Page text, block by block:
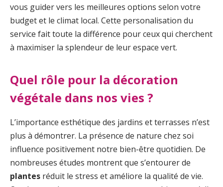
vous guider vers les meilleures options selon votre
budget et le climat local. Cette personalisation du
service fait toute la différence pour ceux qui cherchent
à maximiser la splendeur de leur espace vert.
Quel rôle pour la décoration
végétale dans nos vies ?
L’importance esthétique des jardins et terrasses n’est
plus à démontrer. La présence de nature chez soi
influence positivement notre bien-être quotidien. De
nombreuses études montrent que s’entourer de
plantes réduit le stress et améliore la qualité de vie.